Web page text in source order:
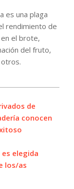
es una plaga
rendimiento de
el brote,
del fruto,
de
conocen
es elegida
los/as